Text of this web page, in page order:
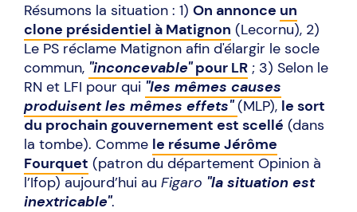
Résumons la situation : 1) On annonce un
clone présidentiel à Matignon (Lecornu), 2)
Le PS réclame Matignon afin d'élargir le socle
commun, "inconcevable"pour LR ; 3) Selon le
RN et LFI pour qui "les mêmes causes
produisent les mêmes effets" (MLP), le sort
du prochain gouvernement est scellé (dans
la tombe). Comme le résume Jérôme
Fourquet (patron du département Opinion à
l’Ifop) aujourd’hui au Figaro "la situation est
inextricable".